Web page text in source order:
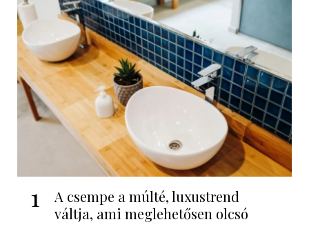
1
A csempe a múlté, luxustrend
váltja, ami meglehetősen olcsó